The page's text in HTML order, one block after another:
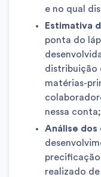
e no qual
Estimativa
ponta do
distribuição
matérias-
nessa conta;
Análise
realizado